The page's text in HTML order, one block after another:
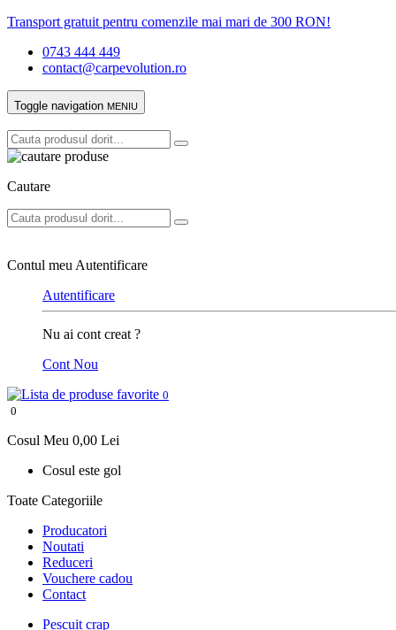
Transport gratuit pentru comenzile mai mari de 300 RON!
0743 444 449
contact@carpevolution.ro
Toggle navigation MENIU
Cautare
Contul meu Autentificare
Autentificare
Nu ai cont creat ?
Cont Nou
0
0
Cosul Meu 0,00 Lei
Cosul este gol
Toate Categoriile
Producatori
Noutati
Reduceri
Vouchere cadou
Contact
Pescuit crap